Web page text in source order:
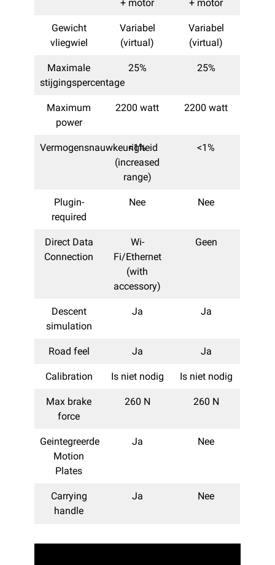
+ motor + motor
Gewicht
vliegwiel
Variabel
(virtual)
Variabel
(virtual)
Maximale
stijgingspercentage
25% 25%
Maximum
power
2200 watt 2200 watt
Vermogensnauwkeurigheid
<1%
(increased
range)
<1%
Plugin-
required
Nee Nee
Direct Data
Connection
Wi-
Fi/Ethernet
(with
accessory)
Geen
Descent
simulation
Ja Ja
Road feel Ja Ja
Calibration Is niet nodig Is niet nodig
Max brake
force
260 N 260 N
Geintegreerde
Motion
Plates
Ja Nee
Carrying
handle
Ja Nee